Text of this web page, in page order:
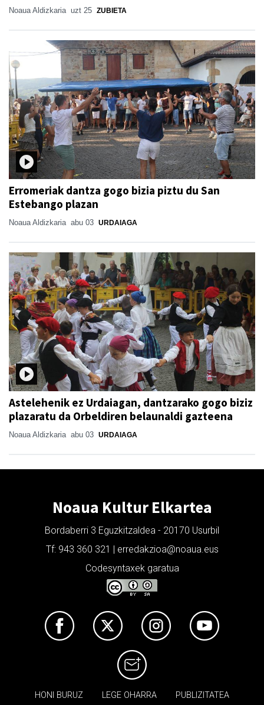
Noaua Aldizkaria uzt 25 ZUBIETA
Erromeriak dantza gogo bizia piztu du San
Estebango plazan
Noaua Aldizkaria abu 03 URDAIAGA
Astelehenik ez Urdaiagan, dantzarako gogo biziz
plazaratu da Orbeldiren belaunaldi gazteena
Noaua Aldizkaria abu 03 URDAIAGA
Noaua Kultur Elkartea
Bordaberri 3 Eguzkitzaldea - 20170 Usurbil
Tf: 943 360 321 | erredakzioa@noaua.eus
Codesyntaxek garatua
HONI BURUZ LEGE OHARRA PUBLIZITATEA